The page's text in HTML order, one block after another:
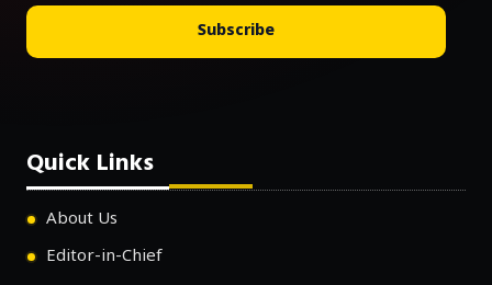
Subscribe
Quick Links
About Us
Editor-in-Chief